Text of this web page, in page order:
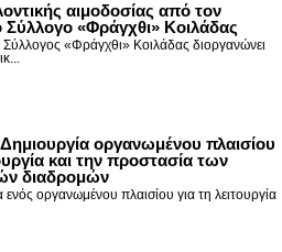
αιμοδοσίας από τον
Σύλλογο «Φράγχθι» Κοιλάδας
Σύλλογος «Φράγχθι» Κοιλάδας διοργανώνει
οργανωμένου πλαισίου
και την προστασία των
διαδρομών
ενός οργανωμένου πλαισίου για τη λειτουργία